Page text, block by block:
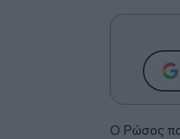
Ο Ρώσος